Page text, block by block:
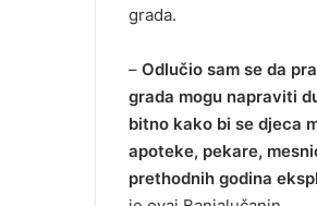
grada.
– Odlučio sam se da
grada mogu napraviti
bitno kako bi se djeca
apoteke, pekare,
prethodnih godina